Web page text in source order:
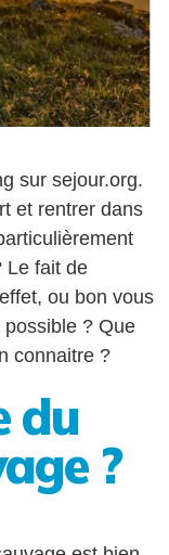
sur sejour.org.
et rentrer dans
Le fait de
ou bon vous
? Que
connaitre ?
du
?